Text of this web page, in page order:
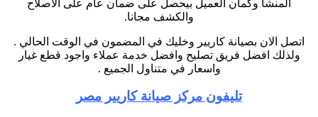
المنشأ وكمان العميل بيحصل على ضمان عام على الاصلاح
والكشف مجانا.
اتصل الان بصيانة كاريير وخليك في المضمون في الوقت الحالي .
ولذلك افضل فريق تصليح وافضل خدمة عملاء واجود قطع غيار
واسعار في متناول الجميع .
تليفون مركز صيانة كاريير مصر